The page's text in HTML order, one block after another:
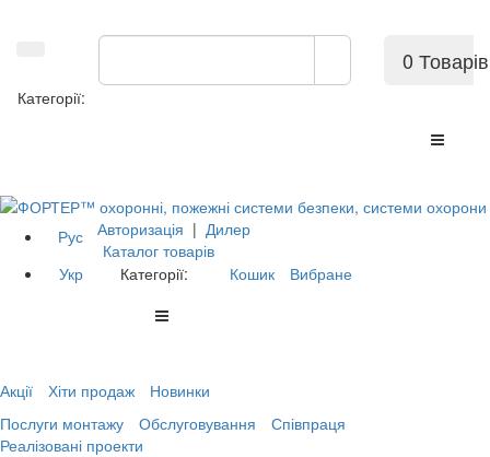
0 Товарів
Категорії:
Рус
Укр
Авторизація | Дилер
Каталог товарів
Категорії:
Кошик Вибране
Акції Хіти продаж
Новинки
Послуги монтажу
Обслуговування
Співпраця
Реалізовані проекти